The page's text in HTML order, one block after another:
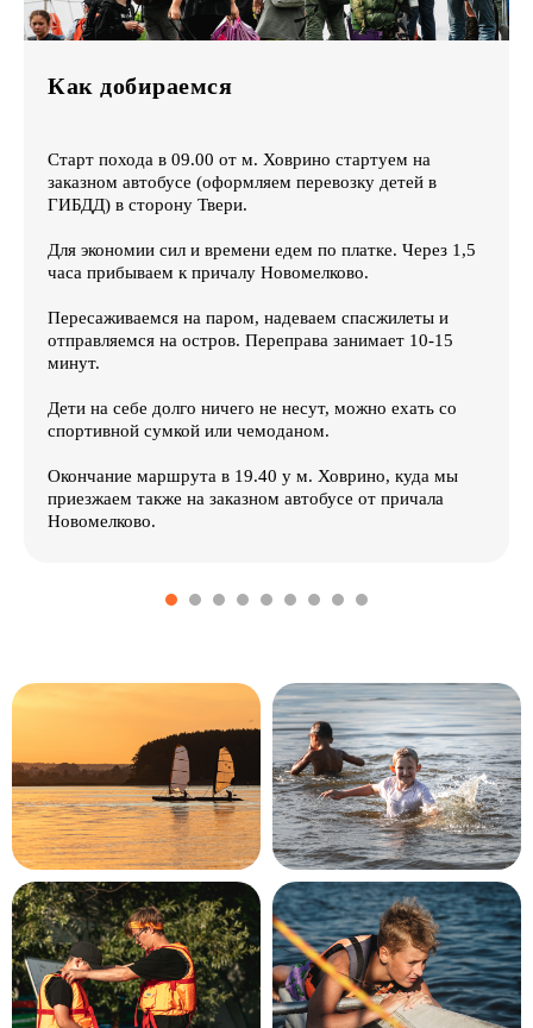
Как добираемся
Старт похода в 09.00 от м. Ховрино стартуем на
заказном автобусе (оформляем перевозку детей в
ГИБДД) в сторону Твери.
Для экономии сил и времени едем по платке. Через 1,5
часа прибываем к причалу Новомелково.
Пересаживаемся на паром, надеваем спасжилеты и
отправляемся на остров. Переправа занимает 10-15
минут.
Дети на себе долго ничего не несут, можно ехать со
спортивной сумкой или чемоданом.
Окончание маршрута в 19.40 у м. Ховрино, куда мы
приезжаем также на заказном автобусе от причала
Новомелково.